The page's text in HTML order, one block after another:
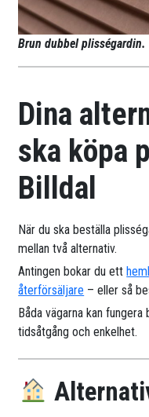
Brun dubbel plisségardin.
Dina
ska köpa
Billdal
När du ska beställa
mellan två alternativ.
Antingen bokar du ett
återförsäljare – eller så
Båda vägarna kan
tidsåtgång och enkelhet.